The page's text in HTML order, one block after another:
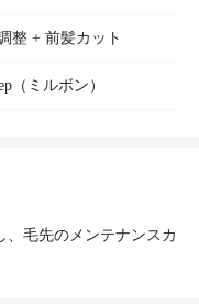
整 + 前髪カット
（ミルボン）
、毛先のメンテナンスカ